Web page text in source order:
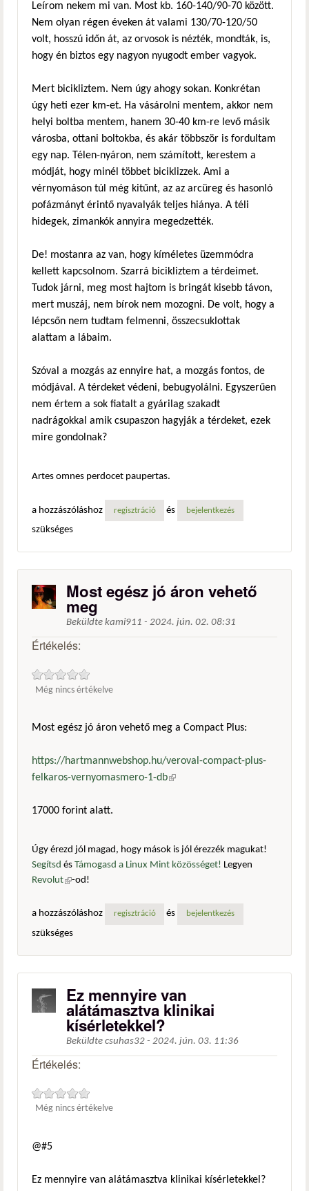
Leírom nekem mi van. Most kb. 160-140/90-70 között.
Nem olyan régen éveken át valami 130/70-120/50
volt, hosszú időn át, az orvosok is nézték, mondták, is,
hogy én biztos egy nagyon nyugodt ember vagyok.
Mert bicikliztem. Nem úgy ahogy sokan. Konkrétan
úgy heti ezer km-et. Ha vásárolni mentem, akkor nem
helyi boltba mentem, hanem 30-40 km-re levő másik
városba, ottani boltokba, és akár többször is fordultam
egy nap. Télen-nyáron, nem számított, kerestem a
módját, hogy minél többet biciklizzek. Ami a
vérnyomáson túl még kitűnt, az az arcüreg és hasonló
pofázmányt érintő nyavalyák teljes hiánya. A téli
hidegek, zimankók annyira megedzették.
De! mostanra az van, hogy kíméletes üzemmódra
kellett kapcsolnom. Szarrá bicikliztem a térdeimet.
Tudok járni, meg most hajtom is bringát kisebb távon,
mert muszáj, nem bírok nem mozogni. De volt, hogy a
lépcsőn nem tudtam felmenni, összecsuklottak
alattam a lábaim.
Szóval a mozgás az ennyire hat, a mozgás fontos, de
módjával. A térdeket védeni, bebugyolálni. Egyszerűen
nem értem a sok fiatalt a gyárilag szakadt
nadrágokkal amik csupaszon hagyják a térdeket, ezek
mire gondolnak?
Artes omnes perdocet paupertas.
a hozzászóláshoz regisztráció és bejelentkezés
szükséges
Most egész jó áron vehető
meg
Beküldte kami911 - 2024. jún. 02. 08:31
Értékelés:
Még nincs értékelve
Most egész jó áron vehető meg a Compact Plus:
https://hartmannwebshop.hu/veroval-compact-plus-
felkaros-vernyomasmero-1-db(külső hivatkozás)
17000 forint alatt.
Úgy érezd jól magad, hogy mások is jól érezzék magukat!
Segítsd és Támogasd a Linux Mint közösséget! Legyen
Revolut(külső hivatkozás)
-od!
a hozzászóláshoz regisztráció és bejelentkezés
szükséges
Ez mennyire van
alátámasztva klinikai
kísérletekkel?
Beküldte csuhas32 - 2024. jún. 03. 11:36
Értékelés:
Még nincs értékelve
@#5
Ez mennyire van alátámasztva klinikai kísérletekkel?